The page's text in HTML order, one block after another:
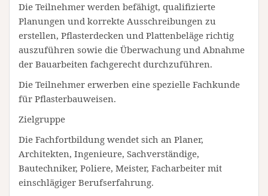
Die Teilnehmer werden befähigt, qualifizierte
Planungen und korrekte Ausschreibungen zu
erstellen, Pflasterdecken und Plattenbeläge richtig
auszuführen sowie die Überwachung und Abnahme
der Bauarbeiten fachgerecht durchzuführen.
Die Teilnehmer erwerben eine spezielle Fachkunde
für Pflasterbauweisen.
Zielgruppe
Die Fachfortbildung wendet sich an Planer,
Architekten, Ingenieure, Sachverständige,
Bautechniker, Poliere, Meister, Facharbeiter mit
einschlägiger Berufserfahrung.